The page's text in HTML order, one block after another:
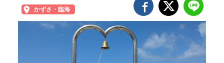
かずさ・臨海